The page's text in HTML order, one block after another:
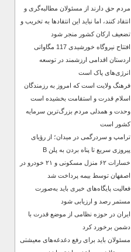
مردم حق دارند از مسئولان مطالبه‌گری و
انتقاد کنند، اما نباید این انتقادها به تخریب و
تضعیف ارکان کشور منجر شود
افتتاح نیروگاه خورشیدی 117 مگاواتی
اردستان اقدامی ارزشمند در توسعه
انرژی‌های پاک است
فرهنگ ولایت است که امروز به رزمندگان
اسلام قدرت و استقامت بخشیده است
وحدت و همدلی مردم بزرگ‌ترین سرمایه
کشور است
ترامپ و سردرگمی در میدان؛ از رؤیای
پیروزی سریع تا پناه بردن به پلن B
خسارات ۶۲ منزل مسکونی و ۲۱ خودرو در
اصفهان توسط بیمه پرداخت شد
فعالیت پایگاه‌های خبری باید به‌صورت
مستمر رصد و ارزیابی شود
ایران در حوزه نظامی از موضع قدرت با
دشمن برخورد کرد
مسئولان باید برای رفع دغدغه‌های معیشتی